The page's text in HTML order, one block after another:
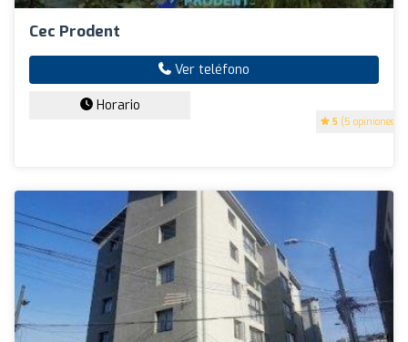
Cec Prodent
5 (5 opiniones)
Ver teléfono
Horario